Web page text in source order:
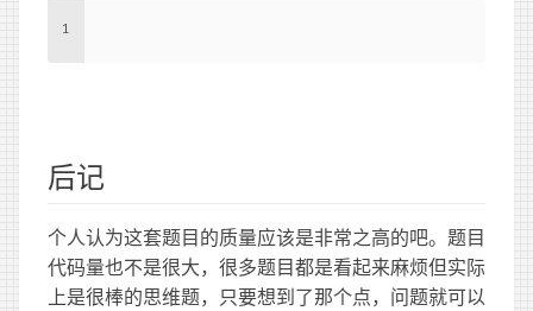
1
后记
个人认为这套题目的质量应该是非常之高的吧。题目
代码量也不是很大，很多题目都是看起来麻烦但实际
上是很棒的思维题，只要想到了那个点，问题就可以